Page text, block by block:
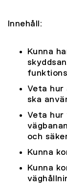
Innehåll:
Kunna
Veta hur
ska
Veta hur
och
Kunna
Kunna